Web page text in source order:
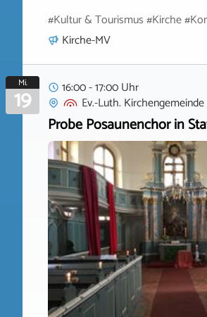
#Kultur & Tourismus #Kirche
Kirche-MV
Mi.
19
16:00 - 17:00 Uhr
Ev.-Luth. Kirchengemeinde
Probe Posaunenchor in